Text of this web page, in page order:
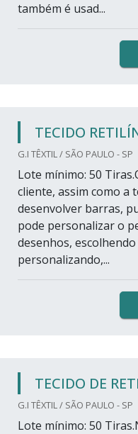
também é usad...
TECIDO
G.I TÊXTIL / SÃO PAULO - SP
Lote mínimo: 50
cliente, assim como a
desenvolver barras,
pode personalizar o
desenhos,
personalizando,...
TECIDO DE
G.I TÊXTIL / SÃO PAULO - SP
Lote mínimo: 50